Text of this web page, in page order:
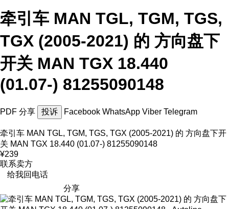
牵引车 MAN TGL, TGM, TGS,
TGX (2005-2021) 的 方向盘下
开关 MAN TGX 18.440
(01.07-) 81255090148
PDF 分享 投诉 Facebook WhatsApp Viber Telegram
牵引车 MAN TGL, TGM, TGS, TGX (2005-2021) 的 方向盘下开
关 MAN TGX 18.440 (01.07-) 81255090148
¥239
联系卖方
给我回电话
分享